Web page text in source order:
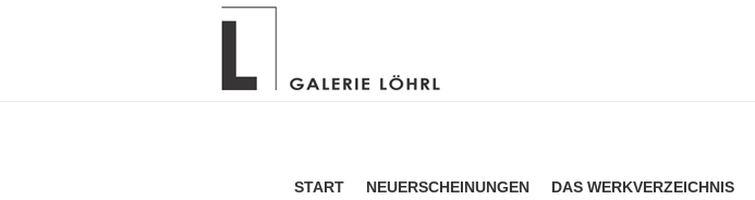
START NEUERSCHEINUNGEN DAS WERKVERZEICHNIS